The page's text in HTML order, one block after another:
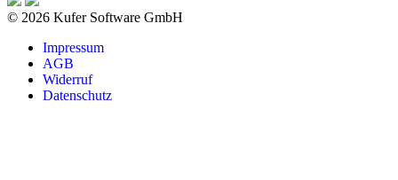
© 2026 Kufer Software GmbH
Impressum
AGB
Widerruf
Datenschutz